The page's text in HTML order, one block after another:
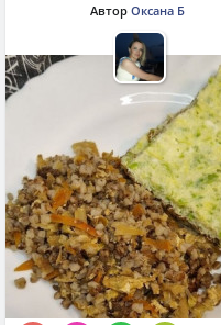
Автор Оксана Б